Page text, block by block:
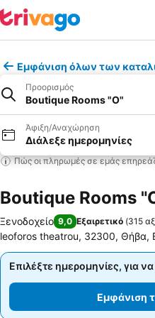
Εμφάνιση όλων των
Προορισμός
Boutique Rooms "O"
Άφιξη/Αναχώρηση
Διάλεξε ημερομηνίες
Πώς οι πληρωμές σε εμάς
Boutique Rooms
Ξενοδοχείο 9,0 Εξαιρετικό (315
leoforos theatrou, 32300, Θήβα,
Επιλέξτε ημερομηνίες, για να
Επιλέξτε ημερομηνίες, για να
Εμφάνιση